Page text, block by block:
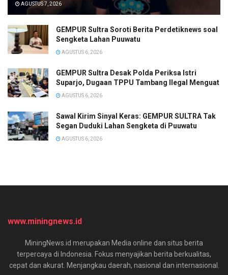
AGUSTUS 7, 2026
GEMPUR Sultra Soroti Berita Perdetiknews soal
Sengketa Lahan Puuwatu
AGUSTUS 6, 2026
GEMPUR Sultra Desak Polda Periksa Istri
Suparjo, Dugaan TPPU Tambang Ilegal Menguat
AGUSTUS 6, 2026
Sawal Kirim Sinyal Keras: GEMPUR SULTRA Tak
Segan Duduki Lahan Sengketa di Puuwatu
AGUSTUS 6, 2026
www.miningnews.id
MiningNews.id merupakan Media online dan situs berita
terpercaya di Indonesia. Fokus menyajikan berita berkualitas,
cepat dan akurat. Menjangkau daerah, nasional dan internasional.